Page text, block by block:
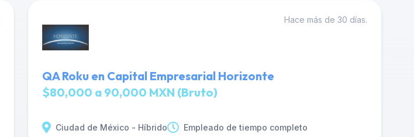
Hace más de 30 días.
QA Roku en Capital Empresarial Horizonte
$80,000 a 90,000 MXN (Bruto)
Ciudad de México - Híbrido Empleado de tiempo completo